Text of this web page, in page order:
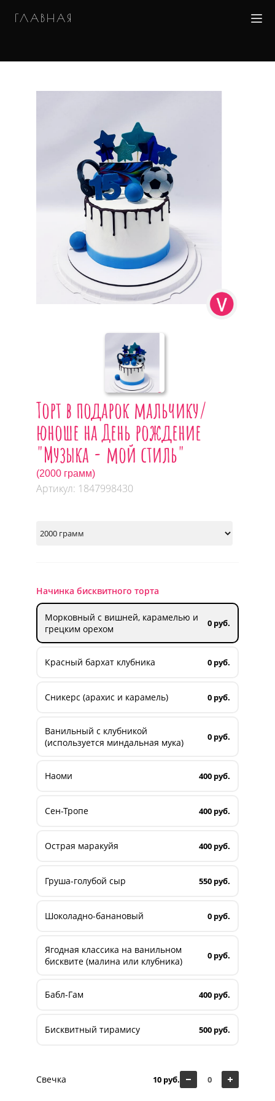
ГЛАВНАЯ
Торт в подарок мальчику/
юноше на День рождение
"Музыка - мой стиль"
(2000 грамм)
Артикул: 1847998430
Начинка бисквитного торта
Морковный с вишней, карамелью и
грецким орехом
0 руб.
Красный бархат клубника 0 руб.
Сникерс (арахис и карамель) 0 руб.
Ванильный с клубникой
(используется миндальная мука)
0 руб.
Наоми 400 руб.
Сен-Тропе 400 руб.
Острая маракуйя 400 руб.
Груша-голубой сыр 550 руб.
Шоколадно-банановый 0 руб.
Ягодная классика на ванильном
бисквите (малина или клубника)
0 руб.
Бабл-Гам 400 руб.
Бисквитный тирамису 500 руб.
Свечка 10 руб.